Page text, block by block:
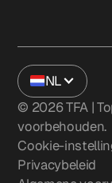
NL
© 2026TFA |
voorbehouden.
Cookie-
Privacybeleid